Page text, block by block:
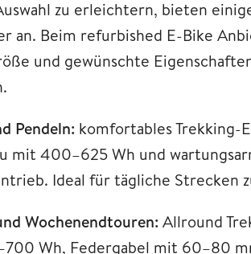
zu erleichtern, bieten
an. Beim refurbished E-Bike
und gewünschte
Pendeln: komfortables
mit 400–625 Wh und
Ideal für tägliche Strecken
Wochenendtouren: Allround
Wh, Federgabel mit 60–80